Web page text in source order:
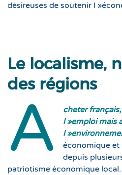
désireuses de soutenir l
Le localisme,
des régions
A
cheter
l »emploi mais
l
économique et
depuis
patriotisme économique